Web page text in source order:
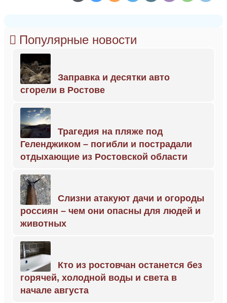
Популярные новости
Заправка и десятки авто
сгорели в Ростове
Трагедия на пляже под
Геленджиком – погибли и пострадали
отдыхающие из Ростовской области
Слизни атакуют дачи и огороды
россиян – чем они опасны для людей и
животных
Кто из ростовчан останется без
горячей, холодной воды и света в
начале августа